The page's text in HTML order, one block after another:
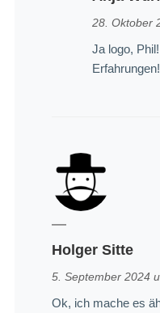
28. Oktober
Ja logo,
Holger Sitte
5. September 2024
Ok, ich mache es